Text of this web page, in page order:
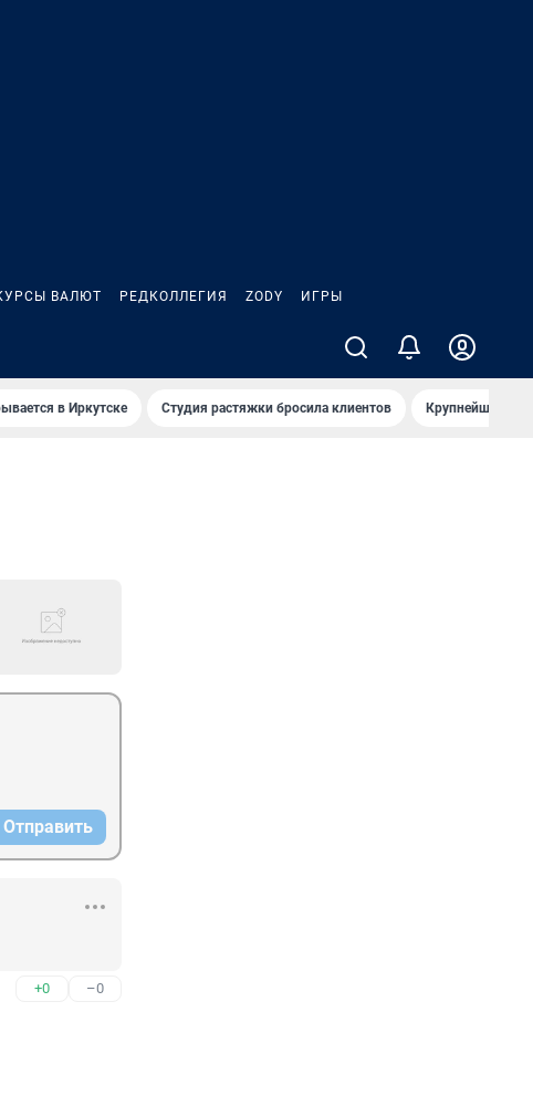
ВАЛЮТ РЕДКОЛЛЕГИЯ ZODY ИГРЫ
в Иркутске Студия растяжки бросила клиентов Крупнейшие
Отправить
+0 –0